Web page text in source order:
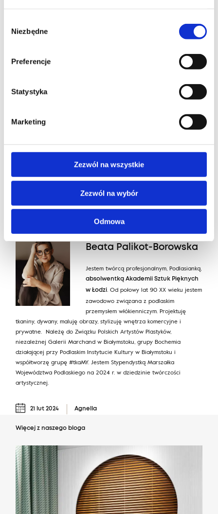
zgody
Niezbędne
Preferencje
Statystyka
Marketing
Zezwól na wszystkie
Zezwól na wybór
Odmowa
Projektant
Beata Palikot-Borowska
Jestem twórcą profesjonalnym, Podlasianką,
absolwentką Akademii Sztuk Pięknych
w Łodzi. Od połowy lat 90 XX wieku jestem
zawodowo związana z podlaskim
przemysłem włókienniczym. Projektuję
tkaniny, dywany, maluję obrazy, stylizuję wnętrza komercyjne i
prywatne. Należę do Związku Polskich Artystów Plastyków,
niezależnej Galerii Marchand w Białymstoku, grupy Bochemia
działającej przy Podlaskim Instytucie Kultury w Białymstoku i
współtworzę grupę #tkaMY. Jestem Stypendystką Marszałka
Województwa Podlaskiego na 2024 r. w dziedzinie twórczości
artystycznej.
21 lut 2024 Agnella
Więcej z naszego bloga